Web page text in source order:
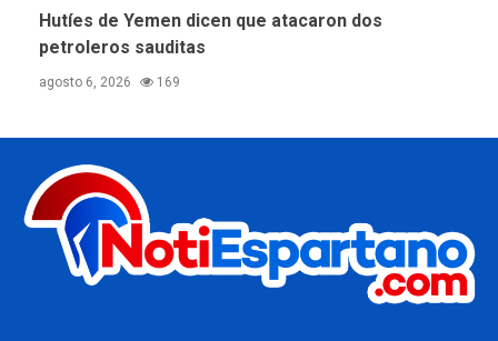
Hutíes de Yemen dicen que atacaron dos
petroleros sauditas
agosto 6, 2026 169